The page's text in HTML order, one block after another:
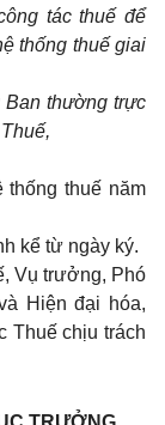
tác thuế để
thống thuế giai
Ban thường trực
thuế năm
kể từ ngày ký.
Vụ trưởng, Phó
Hiện đại hóa,
Thuế chịu trách